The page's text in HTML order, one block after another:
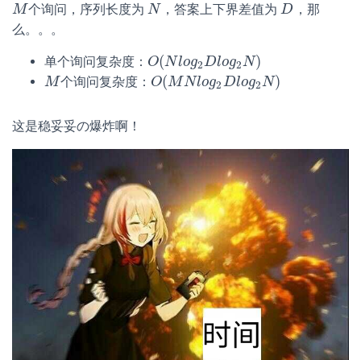
M
M 个询问，序列长度为N
N ，答案上下界差值为D
D ，那
么。。。
单个询问复杂度： O(Nlog2Dlog2N)
O(Nlog2Dlog2N)
M
M 个询问复杂度： O(MNlog2Dlog2N)
O(MNlog2Dlog2N)
这是稳妥妥の爆炸啊！